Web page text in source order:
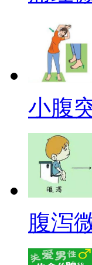
小腹
腹泻